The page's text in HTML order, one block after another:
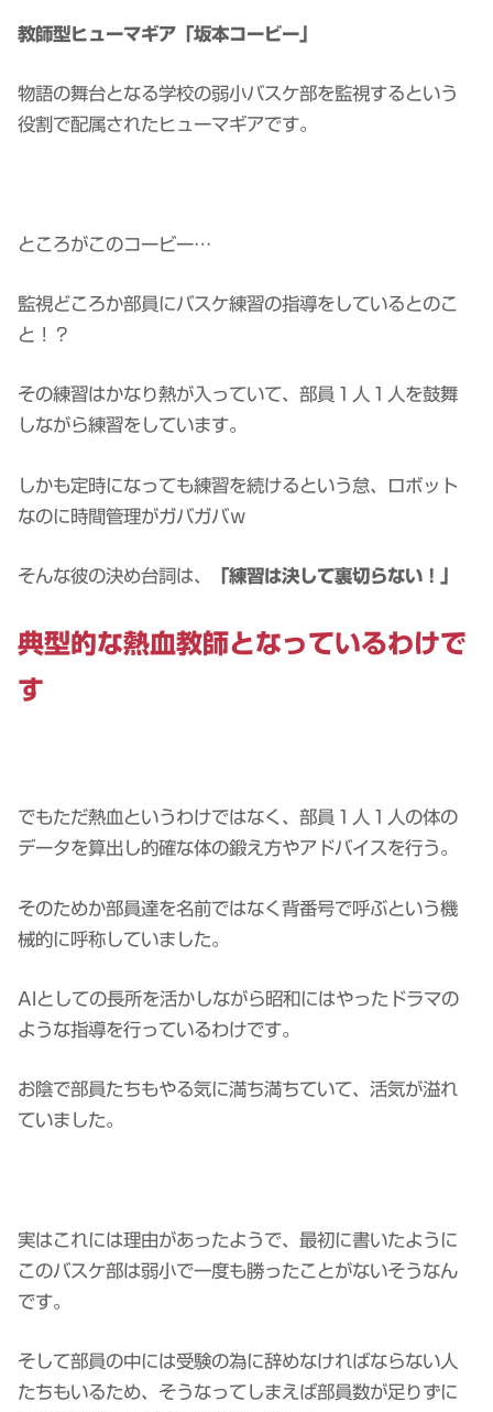
教師型ヒューマギア「坂本コービー」
物語の舞台となる学校の弱小バスケ部を監視するという
役割で配属されたヒューマギアです。
ところがこのコービー…
監視どころか部員にバスケ練習の指導をしているとのこ
と！？
その練習はかなり熱が入っていて、部員１人１人を鼓舞
しながら練習をしています。
しかも定時になっても練習を続けるという怠、ロボット
なのに時間管理がガバガバｗ
そんな彼の決め台詞は、 「練習は決して裏切らない！」
典型的な熱血教師となっているわけで
す
でもただ熱血というわけではなく、部員１人１人の体の
データを算出し的確な体の鍛え方やアドバイスを行う。
そのためか部員達を名前ではなく背番号で呼ぶという機
械的に呼称していました。
AIとしての長所を活かしながら昭和にはやったドラマの
ような指導を行っているわけです。
お陰で部員たちもやる気に満ち満ちていて、活気が溢れ
ていました。
実はこれには理由があったようで、最初に書いたように
このバスケ部は弱小で一度も勝ったことがないそうなん
です。
そして部員の中には受験の為に辞めなければならない人
たちもいるため、そうなってしまえば部員数が足りずに